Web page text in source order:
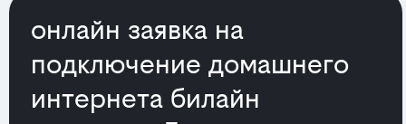
онлайн заявка на
подключение домашнего
интернета билайн